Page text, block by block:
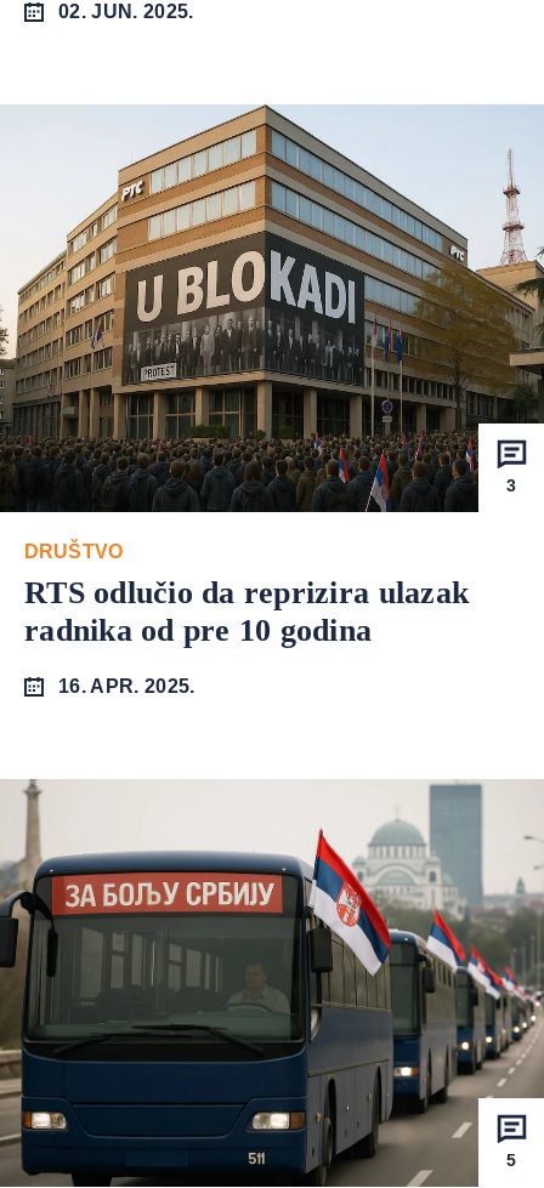
02. JUN. 2025.
3
DRUŠTVO
RTS odlučio da reprizira ulazak
radnika od pre 10 godina
16. APR. 2025.
5